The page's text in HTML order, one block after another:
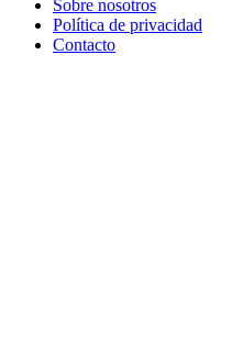
Sobre nosotros
Política de privacidad
Contacto